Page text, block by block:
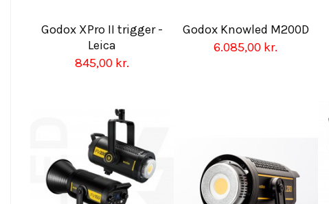
Godox XPro II trigger -
Leica
845,00 kr.
Godox Knowled M200D
6.085,00 kr.